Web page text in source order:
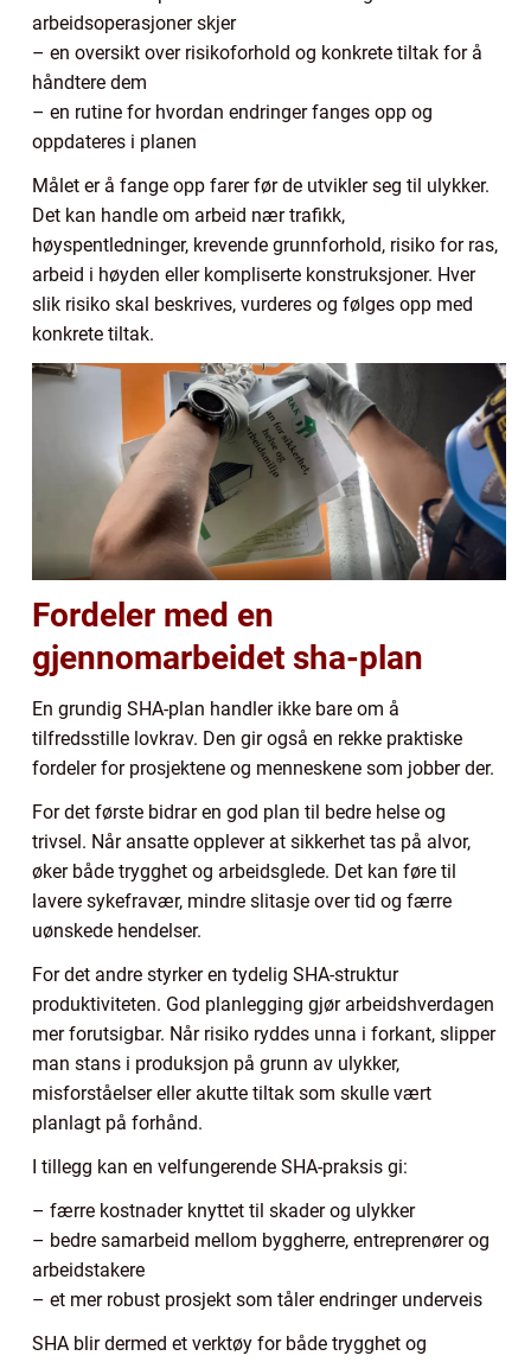
arbeidsoperasjoner skjer
– en oversikt over risikoforhold og konkrete tiltak for å
håndtere dem
– en rutine for hvordan endringer fanges opp og
oppdateres i planen
Målet er å fange opp farer før de utvikler seg til ulykker.
Det kan handle om arbeid nær trafikk,
høyspentledninger, krevende grunnforhold, risiko for ras,
arbeid i høyden eller kompliserte konstruksjoner. Hver
slik risiko skal beskrives, vurderes og følges opp med
konkrete tiltak.
Fordeler med en
gjennomarbeidet sha-plan
En grundig SHA-plan handler ikke bare om å
tilfredsstille lovkrav. Den gir også en rekke praktiske
fordeler for prosjektene og menneskene som jobber der.
For det første bidrar en god plan til bedre helse og
trivsel. Når ansatte opplever at sikkerhet tas på alvor,
øker både trygghet og arbeidsglede. Det kan føre til
lavere sykefravær, mindre slitasje over tid og færre
uønskede hendelser.
For det andre styrker en tydelig SHA-struktur
produktiviteten. God planlegging gjør arbeidshverdagen
mer forutsigbar. Når risiko ryddes unna i forkant, slipper
man stans i produksjon på grunn av ulykker,
misforståelser eller akutte tiltak som skulle vært
planlagt på forhånd.
I tillegg kan en velfungerende SHA-praksis gi:
– færre kostnader knyttet til skader og ulykker
– bedre samarbeid mellom byggherre, entreprenører og
arbeidstakere
– et mer robust prosjekt som tåler endringer underveis
SHA blir dermed et verktøy for både trygghet og